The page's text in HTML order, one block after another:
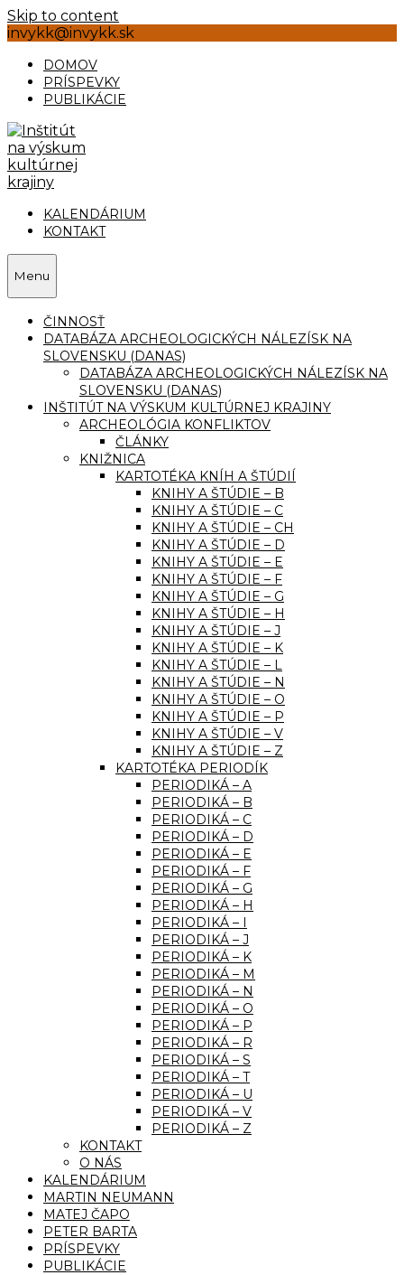
Skip to content
invykk@invykk.sk
DOMOV
PRÍSPEVKY
PUBLIKÁCIE
KALENDÁRIUM
KONTAKT
Menu
ČINNOSŤ
DATABÁZA ARCHEOLOGICKÝCH NÁLEZÍSK NA
SLOVENSKU (DANAS)
DATABÁZA ARCHEOLOGICKÝCH NÁLEZÍSK NA
SLOVENSKU (DANAS)
INŠTITÚT NA VÝSKUM KULTÚRNEJ KRAJINY
ARCHEOLÓGIA KONFLIKTOV
ČLÁNKY
KNIŽNICA
KARTOTÉKA KNÍH A ŠTÚDIÍ
KNIHY A ŠTÚDIE – B
KNIHY A ŠTÚDIE – C
KNIHY A ŠTÚDIE – CH
KNIHY A ŠTÚDIE – D
KNIHY A ŠTÚDIE – E
KNIHY A ŠTÚDIE – F
KNIHY A ŠTÚDIE – G
KNIHY A ŠTÚDIE – H
KNIHY A ŠTÚDIE – J
KNIHY A ŠTÚDIE – K
KNIHY A ŠTÚDIE – L
KNIHY A ŠTÚDIE – N
KNIHY A ŠTÚDIE – O
KNIHY A ŠTÚDIE – P
KNIHY A ŠTÚDIE – V
KNIHY A ŠTÚDIE – Z
KARTOTÉKA PERIODÍK
PERIODIKÁ – A
PERIODIKÁ – B
PERIODIKÁ – C
PERIODIKÁ – D
PERIODIKÁ – E
PERIODIKÁ – F
PERIODIKÁ – G
PERIODIKÁ – H
PERIODIKÁ – I
PERIODIKÁ – J
PERIODIKÁ – K
PERIODIKÁ – M
PERIODIKÁ – N
PERIODIKÁ – O
PERIODIKÁ – P
PERIODIKÁ – R
PERIODIKÁ – S
PERIODIKÁ – T
PERIODIKÁ – U
PERIODIKÁ – V
PERIODIKÁ – Z
KONTAKT
O NÁS
KALENDÁRIUM
MARTIN NEUMANN
MATEJ ČAPO
PETER BARTA
PRÍSPEVKY
PUBLIKÁCIE